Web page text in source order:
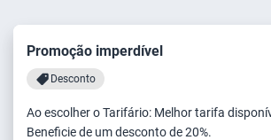
Promoção imperdível
Desconto
Ao escolher o Tarifário: Melhor tarifa
Beneficie de um desconto de 20%.